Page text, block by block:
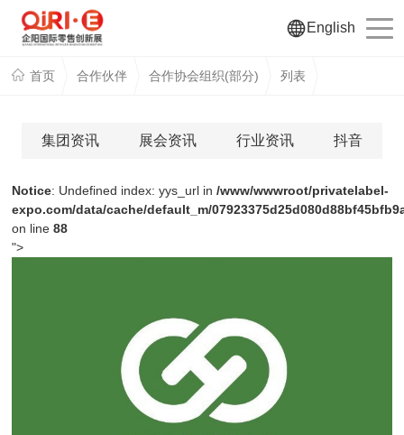
English
首页 合作伙伴 合作协会组织(部分) 列表
集团资讯 展会资讯 行业资讯 抖音
Notice: Undefined index: yys_url in/www/wwwroot/privatelabel-
expo.com/data/cache/default_m/
on line88
">